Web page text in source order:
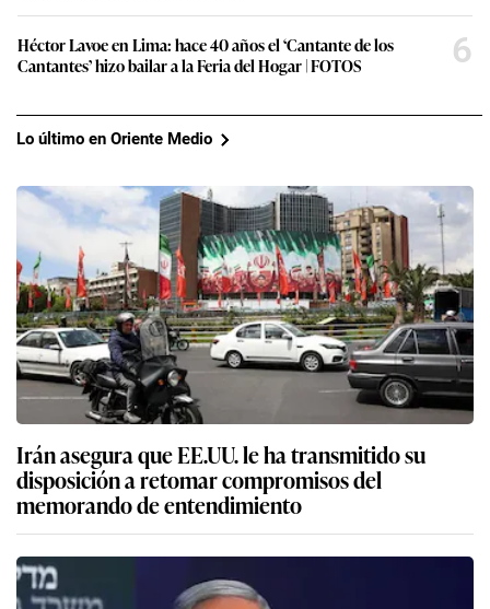
Héctor Lavoe en Lima: hace 40 años el ‘Cantante de los
Cantantes’ hizo bailar a la Feria del Hogar | FOTOS
6
Lo último en Oriente Medio
Irán asegura que EE.UU. le ha transmitido su
disposición a retomar compromisos del
memorando de entendimiento